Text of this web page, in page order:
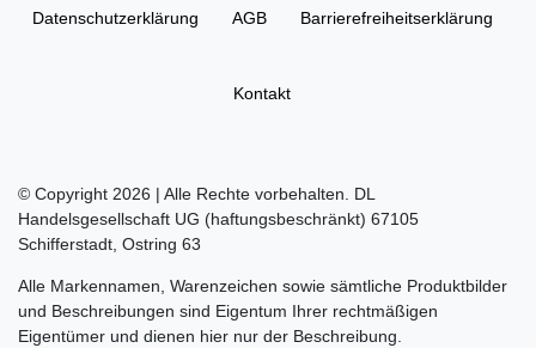
Daten­schutz­erklärung AGB Barrierefreiheitserklärung
Kontakt
© Copyright 2026 | Alle Rechte vorbehalten. DL
Handelsgesellschaft UG (haftungsbeschränkt) 67105
Schifferstadt, Ostring 63
Alle Markennamen, Warenzeichen sowie sämtliche Produktbilder
und Beschreibungen sind Eigentum Ihrer rechtmäßigen
Eigentümer und dienen hier nur der Beschreibung.